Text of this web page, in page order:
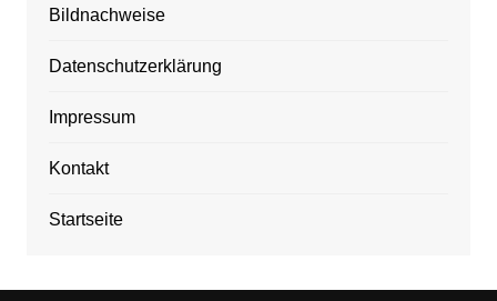
Bildnachweise
Datenschutzerklärung
Impressum
Kontakt
Startseite